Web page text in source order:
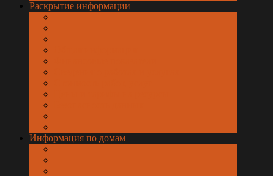
Раскрытие информации
Информация по домам